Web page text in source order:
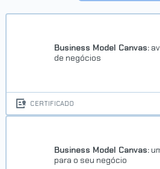
Business Model Canvas:
de negócios
CERTIFICADO
Business Model Canvas:
para o seu negócio